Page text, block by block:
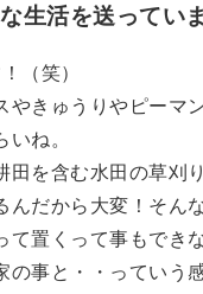
生活を送ってい
（笑）
やきゅうりやピーマ
いね。
田を含む水田の草刈
んだから大変！そん
て置くって事もでき
の事と・・っていう